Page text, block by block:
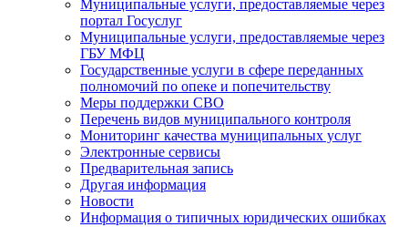
Муниципальные услуги, предоставляемые через
портал Госуслуг
Муниципальные услуги, предоставляемые через
ГБУ МФЦ
Государственные услуги в сфере переданных
полномочий по опеке и попечительству
Меры поддержки СВО
Перечень видов муниципального контроля
Мониторинг качества муниципальных услуг
Электронные сервисы
Предварительная запись
Другая информация
Новости
Информация о типичных юридических ошибках